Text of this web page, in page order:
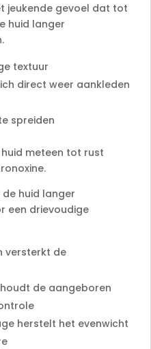
jeukende gevoel dat tot
huid langer
textuur
direct weer aankleden
spreiden
meteen tot rust
huid langer
een drievoudige
versterkt de
de aangeboren
herstelt het evenwicht